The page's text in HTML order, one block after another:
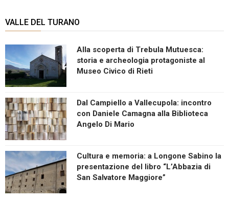
VALLE DEL TURANO
Alla scoperta di Trebula Mutuesca:
storia e archeologia protagoniste al
Museo Civico di Rieti
Dal Campiello a Vallecupola: incontro
con Daniele Camagna alla Biblioteca
Angelo Di Mario
Cultura e memoria: a Longone Sabino la
presentazione del libro “L’Abbazia di
San Salvatore Maggiore”